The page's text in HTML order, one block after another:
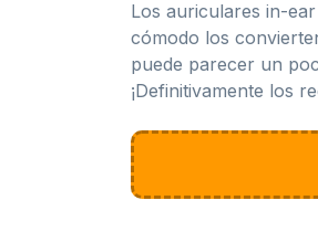
Los auriculares in-
cómodo los
puede parecer un
¡Definitivamente los